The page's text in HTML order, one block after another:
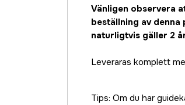
Vänligen observera
beställning av
naturligtvis gäller 2
Leveraras komplett
Tips: Om du har